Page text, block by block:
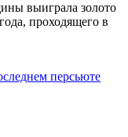
выиграла золото
проходящего в
персьюте